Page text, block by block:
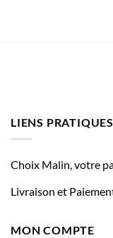
LIENS PRATIQUES
Choix Malin, votre
Livraison et
MON COMPTE